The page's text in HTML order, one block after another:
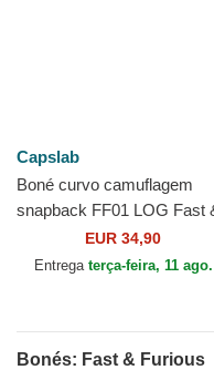
Capslab
Boné curvo camuflagem
snapback FF01 LOG Fast
Furious da Capslab
EUR 34,90
Entrega terça-feira, 11 ago.
Bonés: Fast & Furious